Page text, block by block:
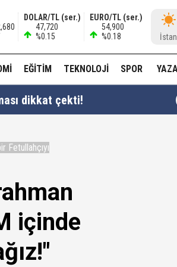
DOLAR/TL (ser.)
47,720
%0.15
EURO/TL (ser.)
54,900
%0.18
EĞITIM TEKNOLOJI SPOR
dikkat çekti!
oradan alırım…'
düzenli para göndermiş!
edilmeye razıyım'
Fetullahçıyı
içinde